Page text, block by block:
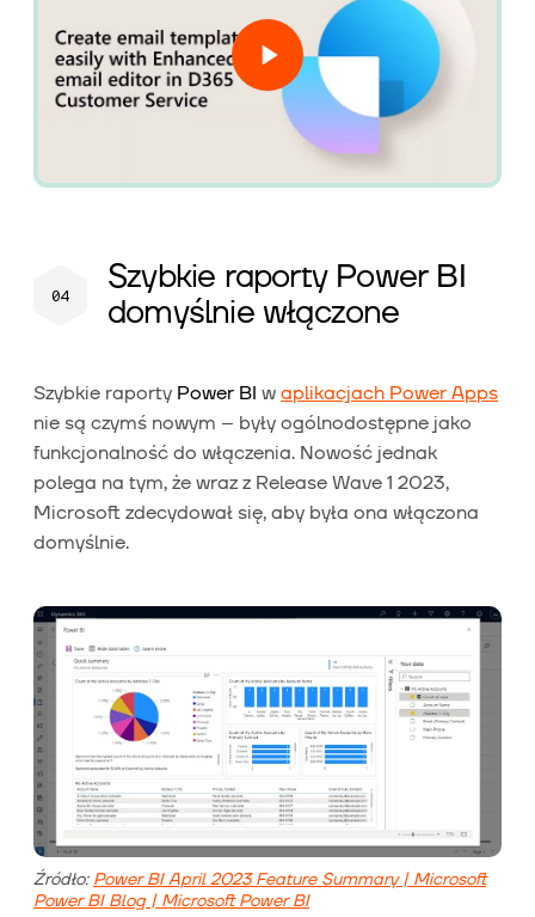
Szybkie raporty Power BI
domyślnie włączone
Szybkie raporty Power BI w aplikacjach Power Apps
nie są czymś nowym – były ogólnodostępne jako
funkcjonalność do włączenia. Nowość jednak
polega na tym, że wraz z Release Wave 1 2023,
Microsoft zdecydował się, aby była ona włączona
domyślnie.
Źródło: Power BI April 2023 Feature Summary | Microsoft
Power BI Blog | Microsoft Power BI